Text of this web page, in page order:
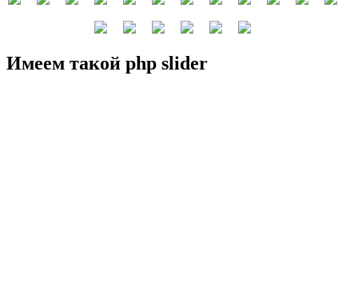
Имеем такой php slider